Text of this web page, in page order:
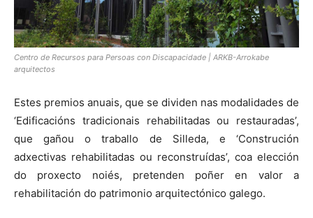
Centro de Recursos para Persoas con Discapacidade | ARKB-Arrokabe
arquitectos
Estes premios anuais, que se dividen nas modalidades de
‘Edificacións tradicionais rehabilitadas ou restauradas’,
que gañou o traballo de Silleda, e ‘Construción
adxectivas rehabilitadas ou reconstruídas’, coa elección
do proxecto noiés, pretenden poñer en valor a
rehabilitación do patrimonio arquitectónico galego.